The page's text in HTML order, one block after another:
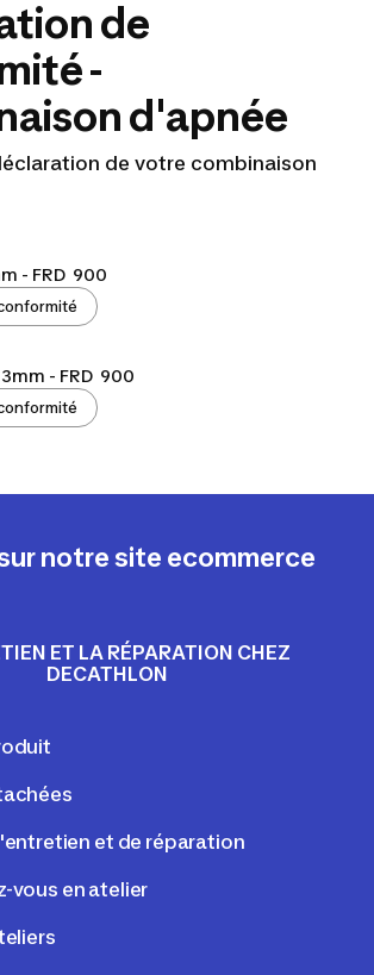
de
-
d'apnée
de votre combinaison
- FRD 900
- FRD 900
notre site ecommerce
ET LA RÉPARATION CHEZ
DECATHLON
et de réparation
vous en atelier